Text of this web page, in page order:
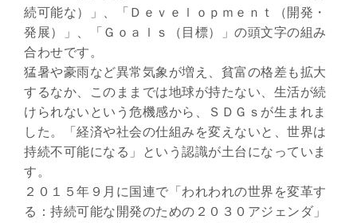
続可能な）」、「Ｄｅｖｅｌｏｐｍｅｎｔ（開発・
発展）」、「Ｇｏａｌｓ（目標）」の頭文字の組み
合わせです。
猛暑や豪雨など異常気象が増え、貧富の格差も拡大
するなか、このままでは地球が持たない、生活が続
けられないという危機感から、ＳＤＧｓが生まれま
した。「経済や社会の仕組みを変えないと、世界は
持続不可能になる」という認識が土台になっていま
す。
２０１５年９月に国連で「われわれの世界を変革す
る：持続可能な開発のための２０３０アジェンダ」